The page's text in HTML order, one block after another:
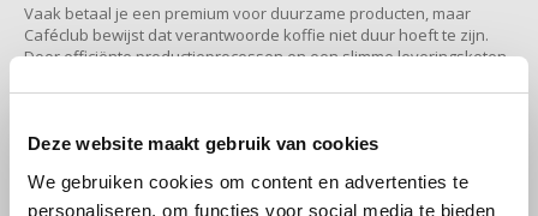
Deze website maakt gebruik van cookies
We gebruiken cookies om content en advertenties te
personaliseren, om functies voor social media te bieden
Lucaffé
L’OR
Mauro Caffe
Melitta
Vaak betaal je een premium voor duurzame producten, maar
Caféclub bewijst dat verantwoorde koffie niet duur hoeft te zijn.
Door efficiënte productieprocessen en een slimme leveringsketen
verrassend vriendelijk zijn voor je portemonnee.
Dit maakt Caféclub een ideale keuze voor dagelijks gebruik: je
betaalbaarheid. Met Caféclub krijg je beide.